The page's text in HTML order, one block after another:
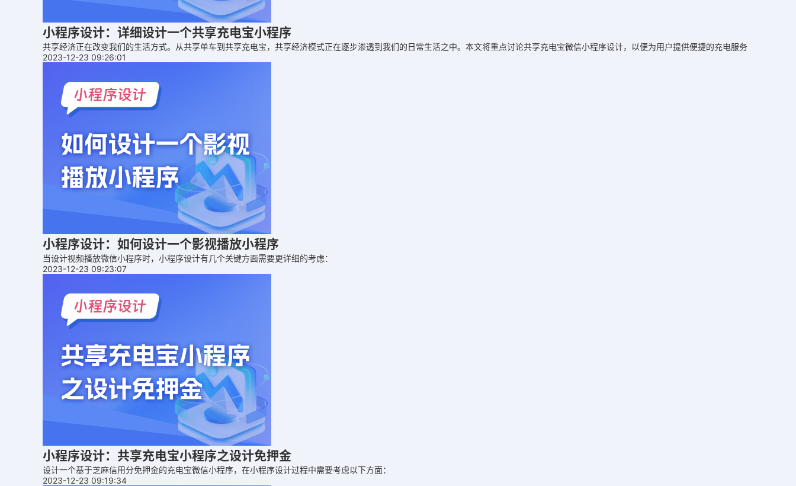
小程序设计：详细设计一个共享充电宝小程序
共享经济正在改变我们的生活方式。从共享单车到共享充电宝，共享经济模式正在逐步渗透到我们的日常生活之中。本文将重点讨论共享充电宝微信小程序设计，以便为用户提供便捷的充电服务
2023-12-23 09:26:01
小程序设计：如何设计一个影视播放小程序
当设计视频播放微信小程序时，小程序设计有几个关键方面需要更详细的考虑：
2023-12-23 09:23:07
小程序设计：共享充电宝小程序之设计免押金
设计一个基于芝麻信用分免押金的充电宝微信小程序，在小程序设计过程中需要考虑以下方面：
2023-12-23 09:19:34